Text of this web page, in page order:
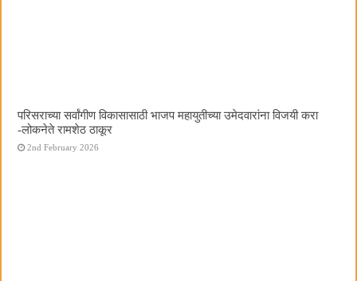
परिसराच्या सर्वांगीण विकासासाठी भाजप महायुतीच्या उमेदवारांना विजयी करा
-लोकनेते रामशेठ ठाकूर
2nd February 2026